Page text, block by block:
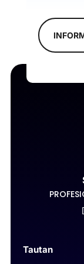
Tautan